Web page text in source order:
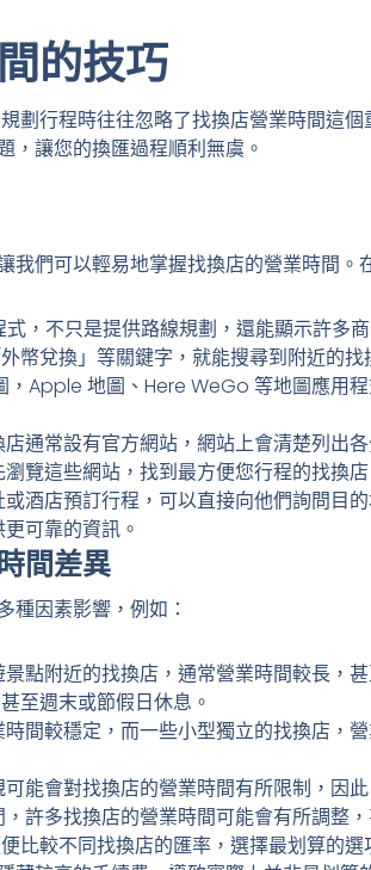
的技巧
劃行程時往往忽略了找換店營業時間這
，讓您的換匯過程順利無虞。
我們可以輕易地掌握找換店的營業時間。
，不只是提供路線規劃，還能顯示許多
幣兌換」等關鍵字，就能搜尋到附近的
Apple 地圖、Here WeGo 等地圖應用
通常設有官方網站，網站上會清楚列出
覽這些網站，找到最方便您行程的找換店
酒店預訂行程，可以直接向他們詢問目
可靠的資訊。
間差異
種因素影響，例如：
點附近的找換店，通常營業時間較長，
至週末或節假日休息。
間較穩定，而一些小型獨立的找換店，
能會對找換店的營業時間有所限制，因
許多找換店的營業時間可能會有所調整
比較不同找換店的匯率，選擇最划算的